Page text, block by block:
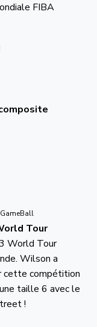
FIBA
Tour
World Tour
Wilson a
cette compétition
taille 6 avec le
!